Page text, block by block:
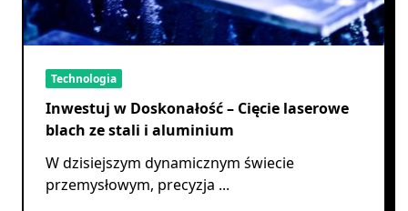
Technologia
Inwestuj w Doskonałość – Cięcie laserowe
blach ze stali i aluminium
W dzisiejszym dynamicznym świecie
przemysłowym, precyzja ...